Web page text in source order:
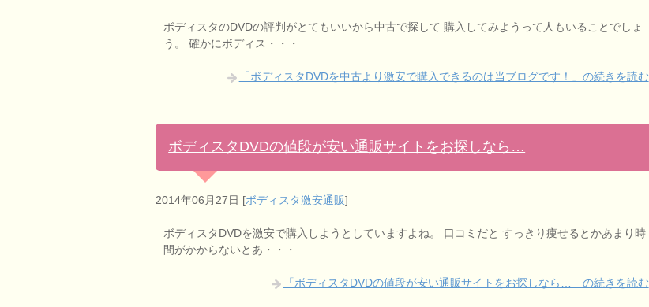
ボディスタのDVDの評判がとてもいいから中古で探して 購入してみようって人もいることでしょ
う。 確かにボディス・・・
「ボディスタDVDを中古より激安で購入できるのは当ブログです！」の続きを読む
ボディスタDVDの値段が安い通販サイトをお探しなら…
2014年06月27日 [ボディスタ激安通販]
ボディスタDVDを激安で購入しようとしていますよね。 口コミだと すっきり痩せるとかあまり時
間がかからないとあ・・・
「ボディスタDVDの値段が安い通販サイトをお探しなら…」の続きを読む